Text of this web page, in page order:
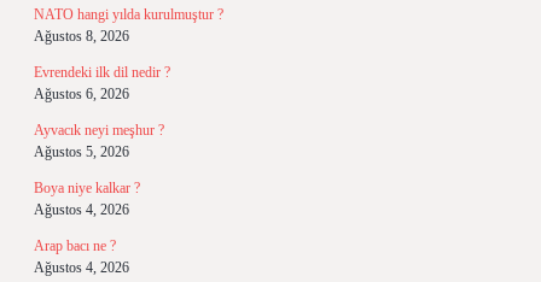
NATO hangi yılda kurulmuştur ?
Ağustos 8, 2026
Evrendeki ilk dil nedir ?
Ağustos 6, 2026
Ayvacık neyi meşhur ?
Ağustos 5, 2026
Boya niye kalkar ?
Ağustos 4, 2026
Arap bacı ne ?
Ağustos 4, 2026